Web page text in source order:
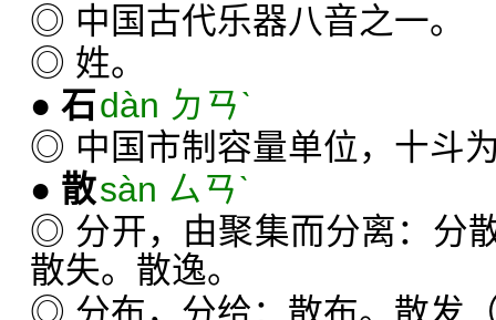
◎ 中国古代乐器八音之一。
◎ 姓。
● 石dàn ㄉㄢˋ
◎ 中国市制容量单位，十斗
● 散sàn ㄙㄢˋ
◎ 分开，由聚集而分离：分
散失。散逸。